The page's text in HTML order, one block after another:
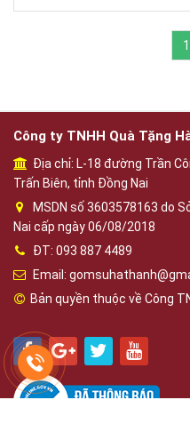
1
Công ty TNHH Quà Tặng
Địa chỉ: L-18 đường Trần
Trấn Biên, tỉnh Đồng Nai
MSDN số 3603578163 do
Nai cấp ngày 06/08/2018
ĐT: 093 887 4489
Email:
Bản quyền thuộc về Công